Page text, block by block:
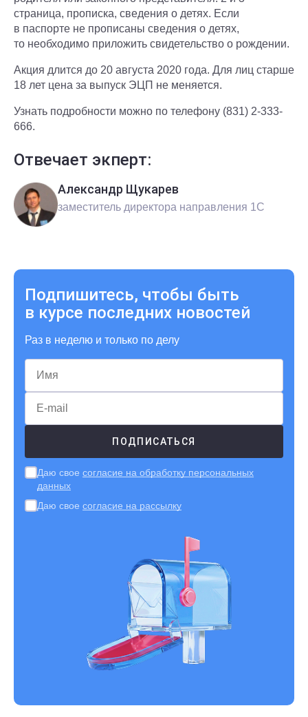
страница, прописка, сведения о детях. Если
в паспорте не прописаны сведения о детях,
то необходимо приложить свидетельство о рождении.
Акция длится до 20 августа 2020 года. Для лиц старше
18 лет цена за выпуск ЭЦП не меняется.
Узнать подробности можно по телефону (831) 2-333-
666.
Отвечает экперт:
Александр Щукарев
заместитель директора направления 1С
Подпишитесь, чтобы быть
в курсе последних новостей
Раз в неделю и только по делу
Даю свое согласие на обработку персональных
данных
Даю свое согласие на рассылку